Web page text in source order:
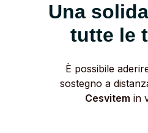
Una
tutte le
È possibile
sostegno a
Cesvitem in